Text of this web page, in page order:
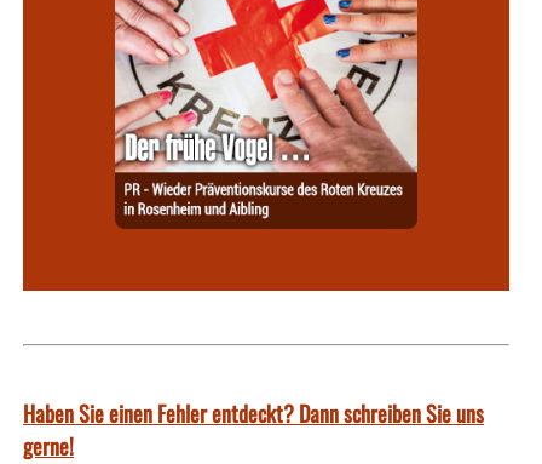
Haben Sie einen Fehler entdeckt? Dann schreiben Sie uns
gerne!